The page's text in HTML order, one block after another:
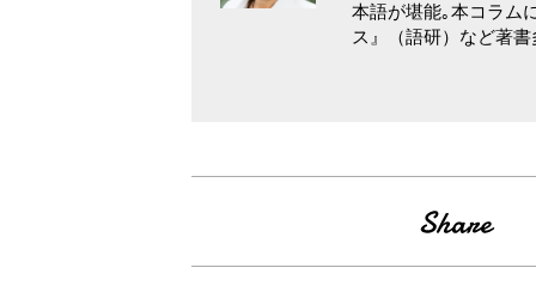
本語が堪能｡本コラム
ス』（語研）など著